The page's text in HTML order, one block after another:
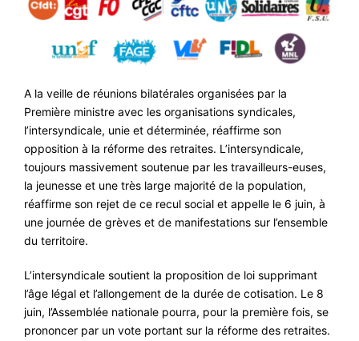
#VOS ÉLUES
#FORMATION
#ÉLECTIONS
#MÉDIAS
#DÉBATS
#PRESSE
#ARCHIVES
A la veille de réunions bilatérales organisées par la
Première ministre avec les organisations syndicales,
l’intersyndicale, unie et déterminée, réaffirme son
opposition à la réforme des retraites. L’intersyndicale,
toujours massivement soutenue par les travailleurs-euses,
la jeunesse et une très large majorité de la population,
réaffirme son rejet de ce recul social et appelle le 6 juin, à
une journée de grèves et de manifestations sur l’ensemble
du territoire.
L’intersyndicale soutient la proposition de loi supprimant
l’âge légal et l’allongement de la durée de cotisation. Le 8
juin, l’Assemblée nationale pourra, pour la première fois, se
prononcer par un vote portant sur la réforme des retraites.